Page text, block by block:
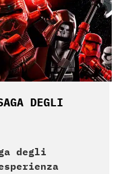
DEGLI
degli